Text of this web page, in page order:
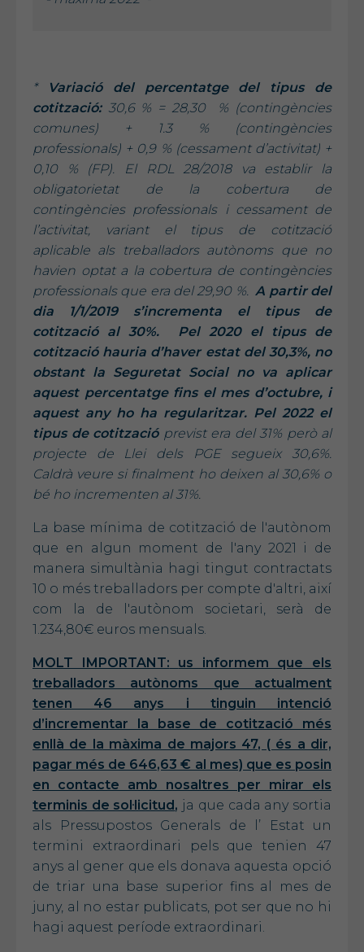
*
Variació del percentatge del tipus de
cotització: 30,6 % = 28,30 % (contingències
comunes) + 1.3 % (contingències
professionals) + 0,9 % (cessament d’activitat) +
0,10 % (FP). El RDL 28/2018 va establir la
obligatorietat de la cobertura de
contingències professionals i cessament de
l’activitat, variant el tipus de cotització
aplicable als treballadors autònoms que no
havien optat a la cobertura de contingències
professionals que era del 29,90 %.A partir del
dia 1/1/2019 s’incrementa el tipus de
cotització al 30%. Pel 2020 el tipus de
cotització hauria d’haver estat del 30,3%, no
obstant la Seguretat Social no va aplicar
aquest percentatge fins el mes d’octubre, i
aquest any ho ha regularitzar. Pel 2022 el
tipus de cotitzacióprevist era del 31% però al
projecte de Llei dels PGE segueix 30,6%.
Caldrà veure si finalment ho deixen al 30,6% o
bé ho incrementen al 31%.
La base mínima de cotització de l'autònom
que en algun moment de l'any 2021 i de
manera simultània hagi tingut contractats
10 o més treballadors per compte d'altri, així
com la de l'autònom societari, serà de
1.234,80€ euros mensuals.
MOLT IMPORTANT:
us informem que els
treballadors autònoms que actualment
tenen 46 anys i tinguin intenció
d’incrementar la base de cotització més
enllà de la màxima de majors 47, ( és a dir,
pagar més de 646,63 € al mes) que es posin
en contacte amb nosaltres
per mirar els
terminis de sol·licitud , ja que cada any sortia
als Pressupostos Generals de l’ Estat un
termini extraordinari pels que tenien 47
anys al gener que els donava aquesta opció
de triar una base superior fins al mes de
juny, al no estar publicats, pot ser que no hi
hagi aquest període extraordinari.